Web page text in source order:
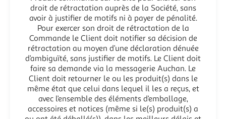
droit de rétractation auprès de la Société, sans
avoir à justifier de motifs ni à payer de pénalité.
Pour exercer son droit de rétractation de la
Commande le Client doit notifier sa décision de
rétractation au moyen d’une déclaration dénuée
d’ambiguïté, sans justifier de motifs. Le Client doit
faire sa demande via la messagerie Auchan. Le
Client doit retourner le ou les produit(s) dans le
même état que celui dans lequel il les a reçus, et
avec l’ensemble des éléments d’emballage,
accessoires et notices (même si le(s) produit(s) a